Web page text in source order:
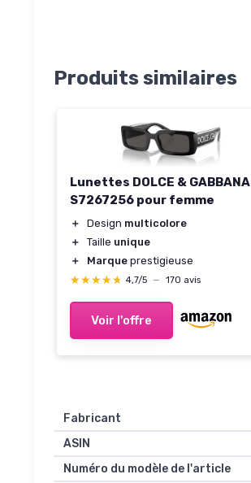
Produits similaires
Lunettes DOLCE & GABBANA
S7267256 pour femme
＋ Design multicolore
＋
Taille unique
＋
Marque prestigieuse
★★★★★
★★★★★ 4,7/5 — 170 avis
Voir l'offre
Fabricant
ASIN
Numéro du modèle de l'article